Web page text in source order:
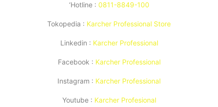
‘Hotline : 0811-8849-100
Tokopedia : Karcher Professional Store
Linkedin : Karcher Professional
Facebook : Karcher Professional
Instagram : Karcher Professional
Youtube : Karcher Profesional